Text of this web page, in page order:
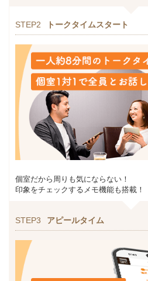
STEP2 トークタイムスタート
個室だから周りも気にならない！
印象をチェックするメモ機能も搭載！
STEP3 アピールタイム